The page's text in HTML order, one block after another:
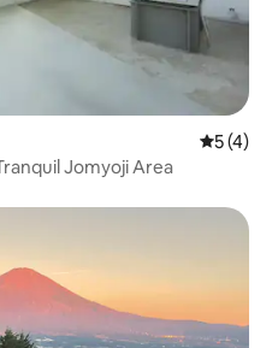
yen
aantal
extra of
in het
15.00 uur
gebruikt
van de
5 (4)
Jomyoji Area